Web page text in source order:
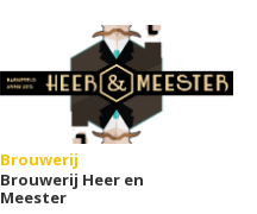
Brouwerij
Brouwerij Heer en
Meester